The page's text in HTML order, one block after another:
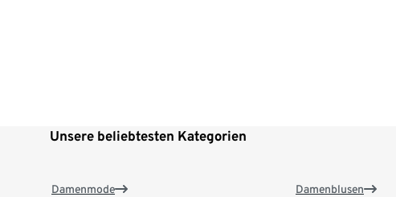
Unsere beliebtesten Kategorien
Damenmode Damenblusen